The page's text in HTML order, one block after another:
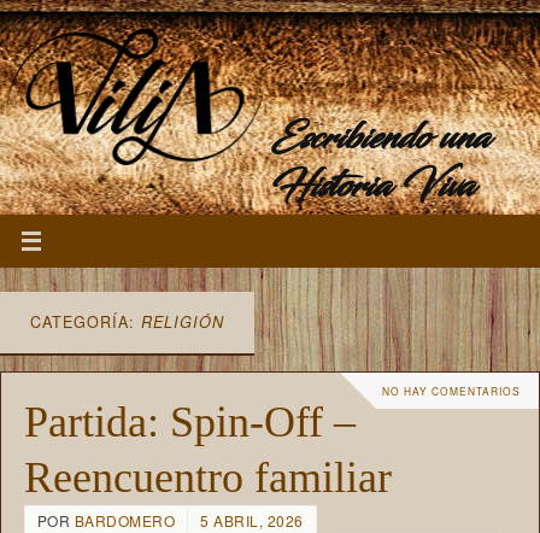
Escribiendo una
Historia Viva
CATEGORÍA: RELIGIÓN
NO HAY COMENTARIOS
Partida: Spin-Off –
Reencuentro familiar
POR BARDOMERO
5 ABRIL, 2026